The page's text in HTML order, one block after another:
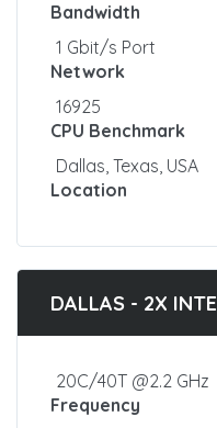
Bandwidth
1 Gbit/s Port
Network
16925
CPU Benchmark
Dallas, Texas, USA
Location
DALLAS - 2X
20C/40T @2.2 GHz
Frequency